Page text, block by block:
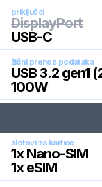
priključci
DisplayPort
USB-C
žični prenos podataka
USB 3.2 gen1
100W
slotovi za kartice
1x Nano-SIM
1x eSIM